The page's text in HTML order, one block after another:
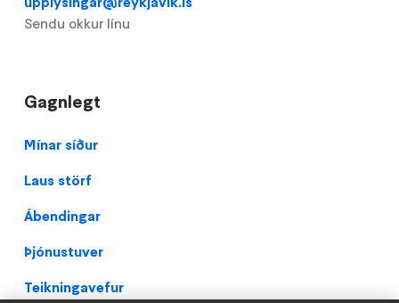
Sendu okkur línu
Gagnlegt
Footer
Mínar síður
Laus störf
Ábendingar
Þjónustuver
Teikningavefur